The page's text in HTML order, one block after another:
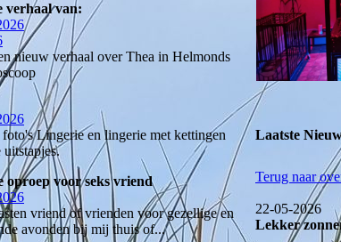
verhaal van:
nieuw verhaal over Thea in Helmonds
Lingerie en lingerie met kettingen
uitstapjes.
oproep voor seks vriend
vriend of vrienden voor gezellige en
avonden bij mij thuis of...
Laatste
Terug naar
22-05-2026
Lekker